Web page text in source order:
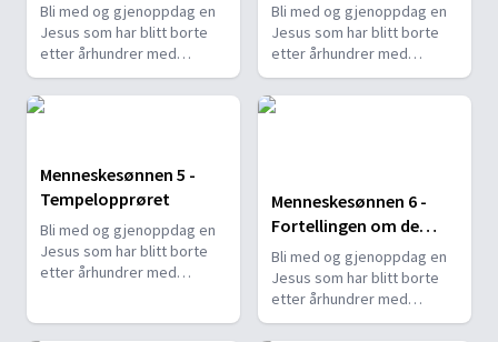
Bli med og gjenoppdag en
Jesus som har blitt borte
etter århundrer med
maktkamp, religionskrig og
protestbevegelser. Vi
inviterer deg med inn i den
ordene hans en gang til.
Bli med og gjenoppdag en
Jesus som har blitt borte
etter århundrer med
maktkamp, religionskrig og
protestbevegelser. Vi
inviterer deg med inn i den
Menneskesønnen 5 -
Tempelopprøret
Bli med og gjenoppdag en
Jesus som har blitt borte
etter århundrer med
Menneskesønnen 6 -
Fortellingen om de
elleve skandalene
Bli med og gjenoppdag en
Jesus som har blitt borte
etter århundrer med
maktkamp, religionskrig og